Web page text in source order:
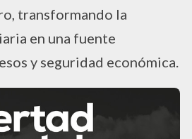
transformando la
en una fuente
y seguridad económica.